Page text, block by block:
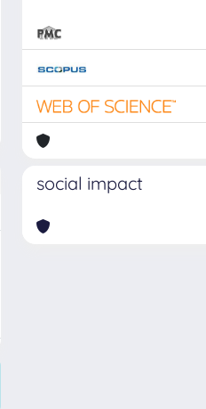
social impact